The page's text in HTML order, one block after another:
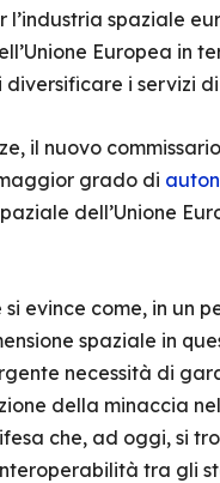
spaziale
Europea in
i servizi
il nuovo
grado di
dell’Unione
evince come, in un
spaziale in
necessità di
della minaccia
che, ad oggi, si
tra gli